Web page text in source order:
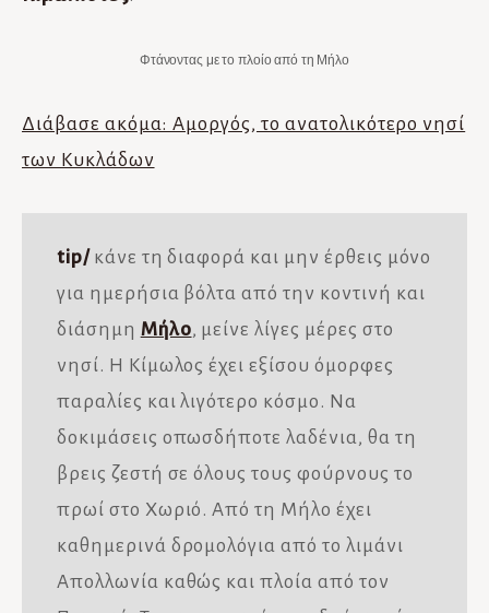
Φτάνοντας με το πλοίο από τη Μήλο
Διάβασε ακόμα: Αμοργός, το ανατολικότερο νησί
των Κυκλάδων
tip/κάνε τη διαφορά και μην έρθεις μόνο
για ημερήσια βόλτα από την κοντινή και
διάσημη Μήλο, μείνε λίγες μέρες στο
νησί. Η Κίμωλος έχει εξίσου όμορφες
παραλίες και λιγότερο κόσμο. Να
δοκιμάσεις οπωσδήποτε λαδένια, θα τη
βρεις ζεστή σε όλους τους φούρνους το
πρωί στο Χωριό. Από τη Μήλο έχει
καθημερινά δρομολόγια από το λιμάνι
Απολλωνία καθώς και πλοία από τον